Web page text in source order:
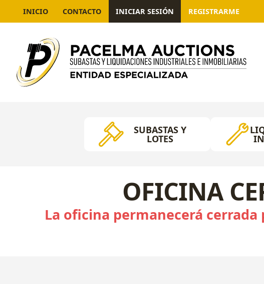
INICIO CONTACTO INICIAR SESIÓN REGISTRARME
SUBASTAS Y
LOTES
OFICINA
La oficina permanecerá cerrada